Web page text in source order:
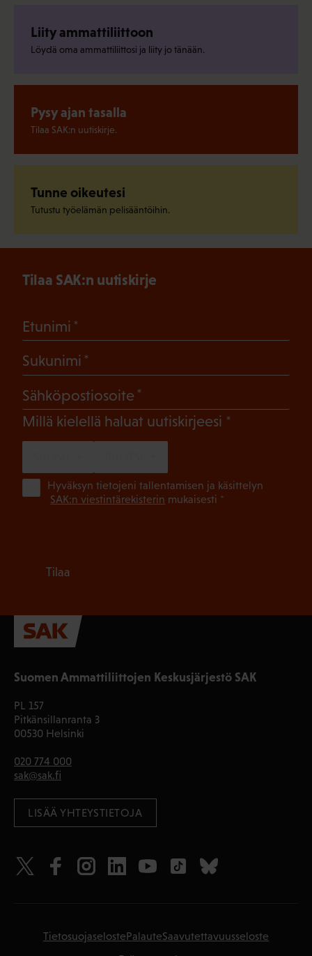
Liity ammattiliittoon
Löydä oma ammattiliittosi ja liity jo tänään.
Pysy ajan tasalla
Tilaa SAK:n uutiskirje.
Tunne oikeutesi
Tutustu työelämän pelisääntöihin.
Suomen Ammattiliittojen Keskusjärjestö SAK
PL 157
Pitkänsillanranta 3
00530 Helsinki
020 774 000
sak@sak.fi
LISÄÄ YHTEYSTIETOJA
Tilaa SAK:n uutiskirje
Etunimi
Sukunimi
Sähköpostiosoite
Millä kielellä haluat uutiskirjeesi (Pakollinen)
Hyväksyn tietojeni tallentamisen ja käsittelyn
SAK:n viestintärekisterin mukaisesti *
Tilaa
TietosuojaselostePalauteSaavutettavuusseloste